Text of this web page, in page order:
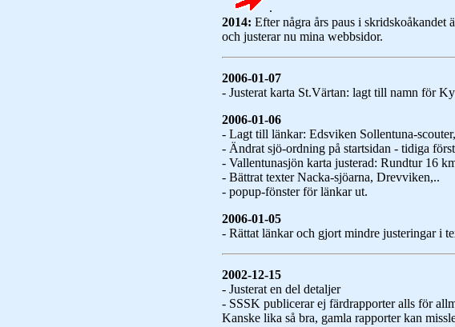
.
2014: Efter några års paus i skridskoåkandet
och justerar nu mina webbsidor.
2006-01-07
- Justerat karta St.Värtan: lagt till namn för
2006-01-06
- Lagt till länkar: Edsviken Sollentuna-
- Ändrat sjö-ordning på startsidan - tidiga
- Vallentunasjön karta justerad: Rundtur 16
- Bättrat texter Nacka-sjöarna, Drevviken,..
- popup-fönster för länkar ut.
2006-01-05
- Rättat länkar och gjort mindre justeringar i
2002-12-15
- Justerat en del detaljer
- SSSK publicerar ej färdrapporter alls för
Kanske lika så bra, gamla rapporter kan